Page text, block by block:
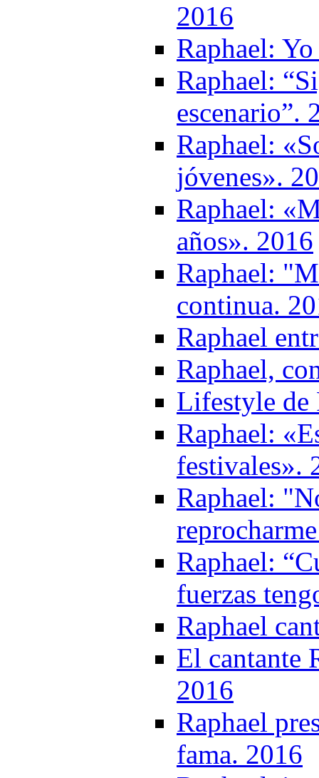
2016
Raphael:
Raphael:
escenario”.
Raphael:
jóvenes».
Raphael:
años». 2016
Raphael:
continua.
Raphael
Raphael,
Lifestyle de
Raphael:
festivales».
Raphael:
Raphael:
fuerzas
Raphael
El cantante
2016
Raphael
fama. 2016